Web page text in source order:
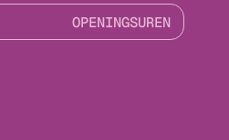
OPENINGSUREN